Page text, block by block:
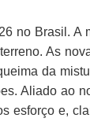
no Brasil. A
As
da
Aliado ao
esforço e,